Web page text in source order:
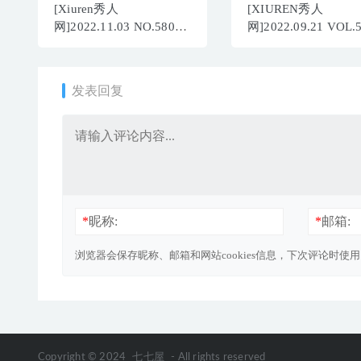
[Xiuren秀人
网]2022.11.03 NO.5805
[XIUREN秀人
网]2022.09.21
发表回复
*昵称: *邮箱:
浏览器会保存昵称、邮箱和网站cookies信息，下次评论时使
Copyright © 2024 七七屋 - All rights reserved